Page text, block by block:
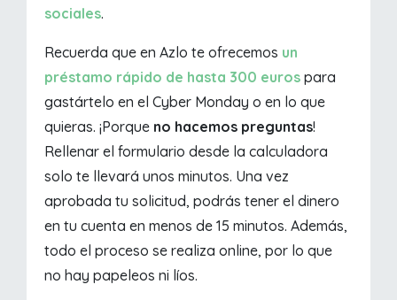
sociales.
Recuerda que en Azlo te ofrecemos un
préstamo rápido de hasta 300 euros para
gastártelo en el Cyber Monday o en lo que
quieras. ¡Porque no hacemos preguntas!
Rellenar el formulario desde la calculadora
solo te llevará unos minutos. Una vez
aprobada tu solicitud, podrás tener el dinero
en tu cuenta en menos de 15 minutos. Además,
todo el proceso se realiza online, por lo que
no hay papeleos ni líos.